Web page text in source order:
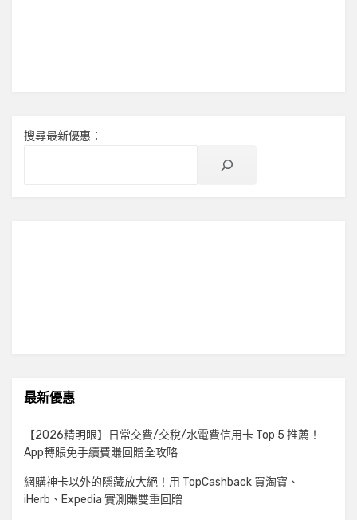
搜尋最新優惠：
最新優惠
【2026精明眼】日常交費/交稅/水電費信用卡 Top 5 推薦！
App轉賬免手續費賺回贈全攻略
網購神卡以外的隱藏放大絕！用 TopCashback 買淘寶、
iHerb、Expedia 實測賺雙重回贈